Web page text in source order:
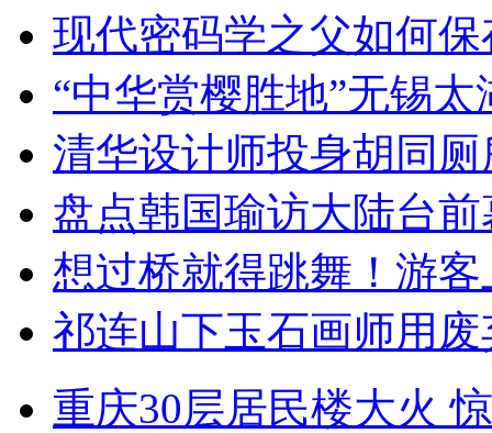
现代密码学之父如何
“中华赏樱胜地”无锡
清华设计师投身胡同
盘点韩国瑜访大陆台
想过桥就得跳舞！游客
祁连山下玉石画师用
重庆30层居民楼大火